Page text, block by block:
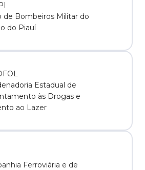
de Bombeiros Militar do
do Piauí
Estadual de
às Drogas e
ao Lazer
Ferroviária e de